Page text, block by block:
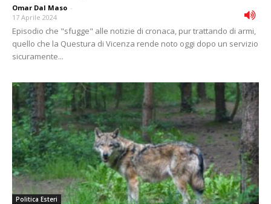
Omar Dal Maso -
17 Aprile 2024
Episodio che "sfugge" alle notizie di cronaca, pur trattando di armi,
quello che la Questura di Vicenza rende noto oggi dopo un servizio
sicuramente...
Politica Esteri